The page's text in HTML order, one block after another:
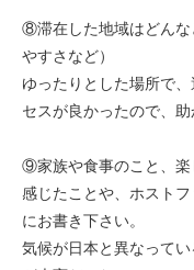
⑧滞在した地域はどんな
やすさなど）
ゆったりとした場所で
セスが良かったので、助
⑨家族や食事のこと、楽
感じたことや、ホスト
にお書き下さい。
気候が日本と異なって